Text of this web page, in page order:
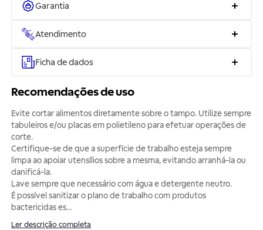
Garantia
Atendimento
Ficha de dados
Recomendações de uso
Evite cortar alimentos diretamente sobre o tampo. Utilize sempre
tabuleiros e/ou placas em polietileno para efetuar operações de
corte.
Certifique-se de que a superfície de trabalho esteja sempre
limpa ao apoiar utensílios sobre a mesma, evitando arranhá-la ou
danificá-la.
Lave sempre que necessário com água e detergente neutro.
É possível sanitizar o plano de trabalho com produtos
bactericidas es...
Ler descrição completa